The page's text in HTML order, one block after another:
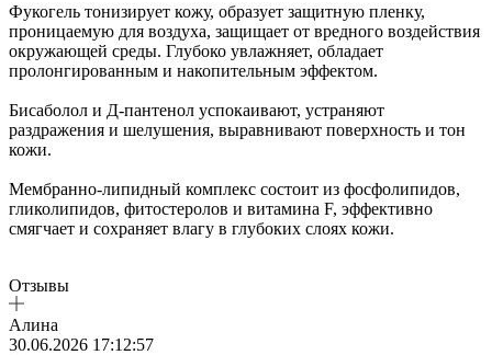
Фукогель тонизирует кожу, образует защитную пленку,
проницаемую для воздуха, защищает от вредного воздействия
окружающей среды. Глубоко увлажняет, обладает
пролонгированным и накопительным эффектом.
Бисаболол и Д-пантенол успокаивают, устраняют
раздражения и шелушения, выравнивают поверхность и тон
кожи.
Мембранно-липидный комплекс состоит из фосфолипидов,
гликолипидов, фитостеролов и витамина F, эффективно
смягчает и сохраняет влагу в глубоких слоях кожи.
Отзывы
Алина
30.06.2026 17:12:57